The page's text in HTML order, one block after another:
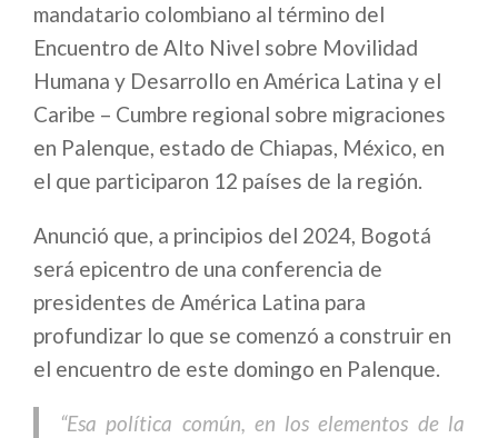
mandatario colombiano al término del
Encuentro de Alto Nivel sobre Movilidad
Humana y Desarrollo en América Latina y el
Caribe – Cumbre regional sobre migraciones
en Palenque, estado de Chiapas, México, en
el que participaron 12 países de la región.
Anunció que, a principios del 2024, Bogotá
será epicentro de una conferencia de
presidentes de América Latina para
profundizar lo que se comenzó a construir en
el encuentro de este domingo en Palenque.
“Esa política común, en los elementos de la